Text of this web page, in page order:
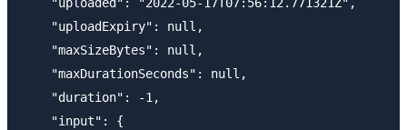
    "uploaded": "2022-05-17T07:56:12.771321Z",
    "uploadExpiry": null,
    "maxSizeBytes": null,
    "maxDurationSeconds": null,
    "duration": -1,
    "input": {